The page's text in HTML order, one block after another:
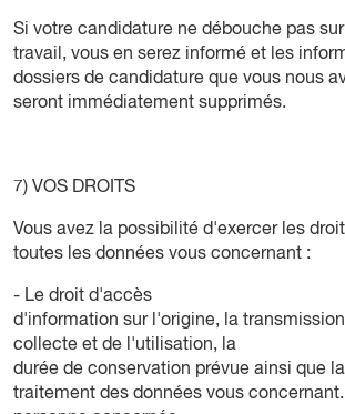
Si votre candidature ne débouche pas
travail, vous en serez informé et les
dossiers de candidature que vous nous
seront immédiatement supprimés.
7) VOS DROITS
Vous avez la possibilité d'exercer les
toutes les données vous concernant :
- Le droit d'accès
d'information sur l'origine, la
collecte et de l'utilisation, la
durée de conservation prévue ainsi que
traitement des données vous concernant.